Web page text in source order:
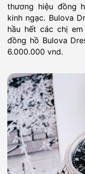
thương hiệu đồng
kinh ngạc. Bulova
hầu hết các chị
đồng hồ Bulova
6.000.000 vnd.